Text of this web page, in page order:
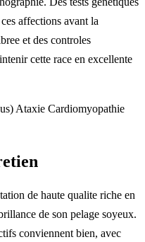
affections avant la
et des controles
cette race en excellente
Ataxie Cardiomyopathie
de haute qualite riche en
de son pelage soyeux.
conviennent bien, avec